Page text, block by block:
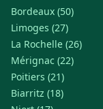
Bordeaux (50)
Limoges (27)
La Rochelle (26)
Mérignac (22)
Poitiers (21)
Biarritz (18)